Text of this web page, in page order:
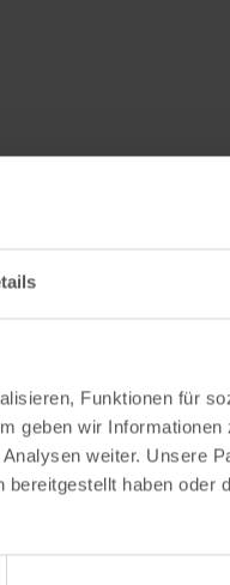
Funktionen für
geben wir
weiter. Unsere
haben oder